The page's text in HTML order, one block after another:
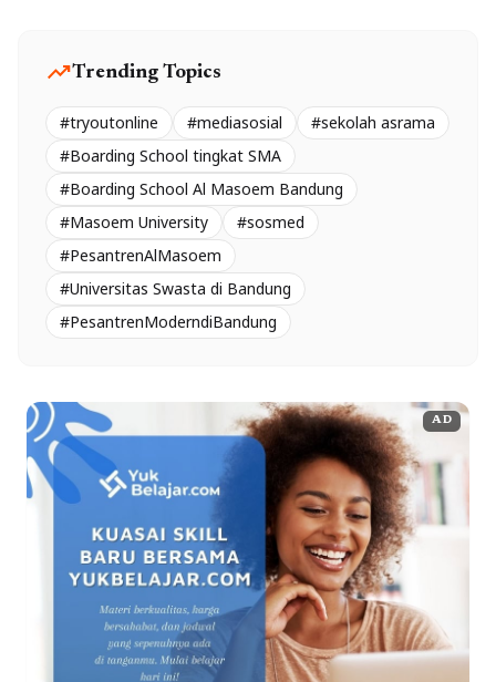
trending_upTrending Topics
#tryoutonline #mediasosial
#sekolah asrama
#Boarding School tingkat SMA
#Boarding School Al Masoem Bandung
#Masoem University
#sosmed
#PesantrenAlMasoem
#Universitas Swasta di Bandung
#PesantrenModerndiBandung
AD